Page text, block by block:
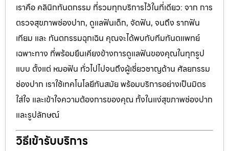
เราคือ คลินิกทันตกรรม ที่รวมทุกบริการไว้ในที่เดียว: จาก การ
ตรวจสุขภาพช่องปาก, ดูแลฟันเด็ก, จัดฟัน, จนถึง รากฟัน
เทียม และ ทันตกรรมฉุกเฉิน คุณจะได้พบกับทีมทันตแพทย์
เฉพาะทาง ที่พร้อมยืนเคียงข้างการดูแลฟันของคุณในทุกรูป
แบบ ตั้งแต่ หมอฟัน ทั่วไปไปจนถึงผู้เชี่ยวชาญด้าน ศัลยกรรม
ช่องปาก เราใช้เทคโนโลยีทันสมัย พร้อมบริการอย่างเป็นมิตร
ใส่ใจ และเข้าใจความต้องการของคุณ ทั้งในแง่สุขภาพช่องปาก
และรูปลักษณ์
วิธีเข้ารับบริการ